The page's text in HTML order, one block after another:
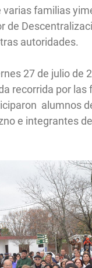
familias
de
autoridades.
27 de julio de
recorrida por
alumnos
e integrantes